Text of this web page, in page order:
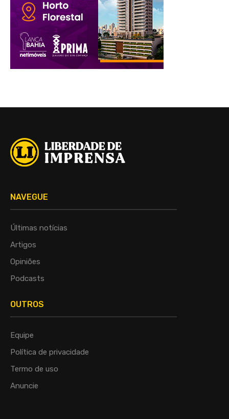
NAVEGUE
Últimas notícias
Artigos
Opiniões
Podcasts
OUTROS
Equipe
Política de privacidade
Termo de uso
Anuncie